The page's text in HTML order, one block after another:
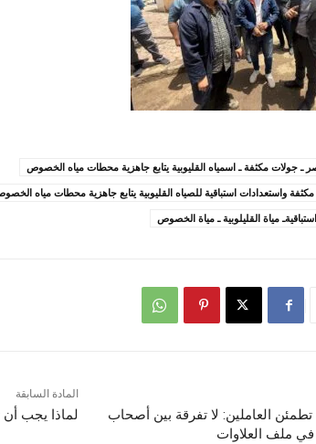
ـ جولات مكثفة ـ اسمياه القليوبية يتابع جاهزية محطات مياه الخصوص
واستعدادات استباقية للصياه القليوبية يتابع جاهزية محطات مياه
مياة القليلوبية ـ مياة الخصوص
المادة السابقة
لماذا يجب أن
تطمئن العاملين: لا تفرقة بين أصحاب
ملف العلاوات